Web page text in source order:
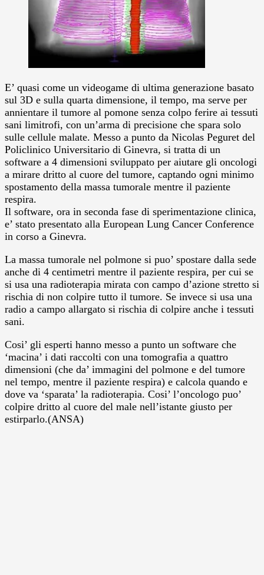
E’ quasi come un videogame di ultima generazione basato
sul 3D e sulla quarta dimensione, il tempo, ma serve per
annientare il tumore al pomone senza colpo ferire ai tessuti
sani limitrofi, con un’arma di precisione che spara solo
sulle cellule malate. Messo a punto da Nicolas Peguret del
Policlinico Universitario di Ginevra, si tratta di un
software a 4 dimensioni sviluppato per aiutare gli oncologi
a mirare dritto al cuore del tumore, captando ogni minimo
spostamento della massa tumorale mentre il paziente
respira.
Il software, ora in seconda fase di sperimentazione clinica,
e’ stato presentato alla European Lung Cancer Conference
in corso a Ginevra.
La massa tumorale nel polmone si puo’ spostare dalla sede
anche di 4 centimetri mentre il paziente respira, per cui se
si usa una radioterapia mirata con campo d’azione stretto si
rischia di non colpire tutto il tumore. Se invece si usa una
radio a campo allargato si rischia di colpire anche i tessuti
sani.
Cosi’ gli esperti hanno messo a punto un software che
‘macina’ i dati raccolti con una tomografia a quattro
dimensioni (che da’ immagini del polmone e del tumore
nel tempo, mentre il paziente respira) e calcola quando e
dove va ‘sparata’ la radioterapia. Cosi’ l’oncologo puo’
colpire dritto al cuore del male nell’istante giusto per
estirparlo.(ANSA)